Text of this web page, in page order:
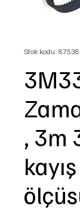
Stok kodu: 87538
, 3m